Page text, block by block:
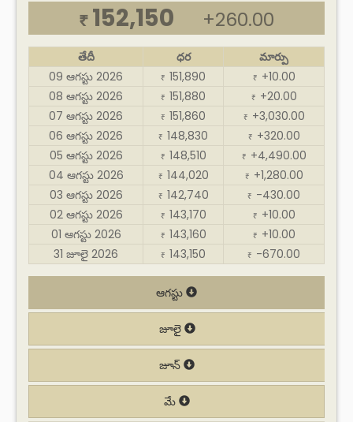
₹ 152,150 +260.00
తేదీ ధర
మార్పు
09 ఆగస్టు 2026
₹ 151,890 ₹ +10.00
08 ఆగస్టు 2026
₹ 151,880 ₹ +20.00
07 ఆగస్టు 2026
₹ 151,860 ₹ +3,030.00
06 ఆగస్టు 2026
₹ 148,830 ₹ +320.00
05 ఆగస్టు 2026
₹ 148,510 ₹ +4,490.00
04 ఆగస్టు 2026
₹ 144,020 ₹ +1,280.00
03 ఆగస్టు 2026
₹ 142,740 ₹ -430.00
02 ఆగస్టు 2026
₹ 143,170 ₹ +10.00
01 ఆగస్టు 2026
₹ 143,160 ₹ +10.00
31 జూలై 2026
₹ 143,150 ₹ -670.00
ఆగస్టు
జూలై
జూన్
మే